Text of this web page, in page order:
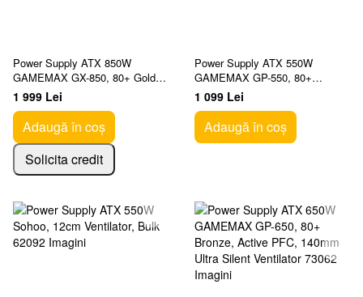
Power Supply ATX 850W
GAMEMAX GX-850, 80+ Gold,
Active PFC, LLC+DC/DC, Full
MAir Conditionerlar, 120mm
Ventilator
1 999 Lei
Adaugă în coș
Solicita credit
Power Supply ATX 550W
GAMEMAX GP-550, 80+
Bronze, Active PFC, 140mm
Ultra Silent Ventilator
1 099 Lei
Adaugă în coș